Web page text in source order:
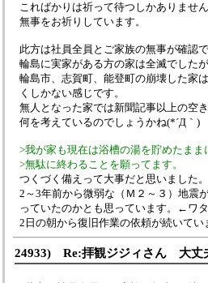
こればかりは祈って待つしかありません
無事をお祈りしています。
此方は社員全員とご家族の無事が確認で
輪島に実家がある方の家は全滅でした
輪島市、志賀町、能登町の崩壊した家
くしかない感じです。
無人となった家では新聞記事以上の空
何を考えているのでしょうかね(*´Д｀)
>我が家も現在は浴槽の湯を貯めたまま
>無駄に終わることを願ってます。
つくづく備えって大事だと思いました。
2～3年前から微弱な（Ｍ２～３）地震
っていたのかとも思っています。←ワタ
2日の朝から復旧作業の依頼が続いてい
24933) Re:拝観ジジィさん 大丈